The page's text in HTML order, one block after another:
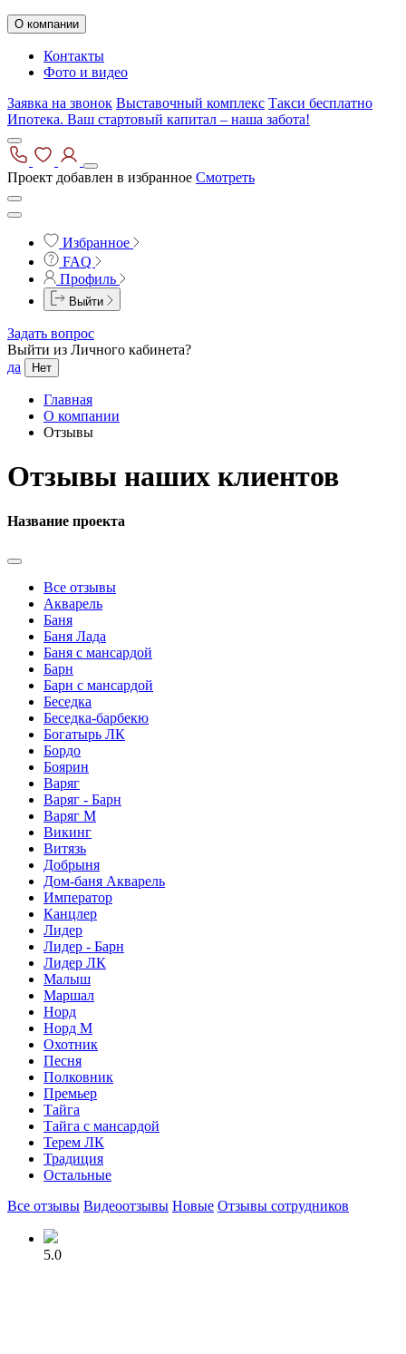
О компании
Контакты
Фото и видео
Заявка на звонок Выставочный комплекс Такси бесплатно
Ипотека. Ваш стартовый капитал – наша забота!
Проект добавлен в избранное Смотреть
Избранное
FAQ
Профиль
Выйти
Задать вопрос
Выйти из Личного кабинета?
да
Нет
Главная
О компании
Отзывы
Отзывы наших клиентов
Название проекта
Все отзывы
Акварель
Баня
Баня Лада
Баня с мансардой
Барн
Барн с мансардой
Беседка
Беседка-барбекю
Богатырь ЛК
Бордо
Боярин
Варяг
Варяг - Барн
Варяг М
Викинг
Витязь
Добрыня
Дом-баня Акварель
Император
Канцлер
Лидер
Лидер - Барн
Лидер ЛК
Малыш
Маршал
Норд
Норд М
Охотник
Песня
Полковник
Премьер
Тайга
Тайга с мансардой
Терем ЛК
Традиция
Остальные
Все отзывы Видеоотзывы Новые Отзывы сотрудников
5.0